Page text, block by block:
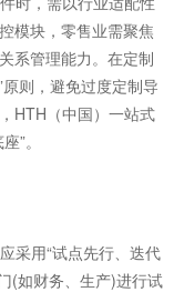
模块，零售业需聚焦
系管理能力。在定制
则，避免过度定制导
HTH（中国）一站式
”。
用“试点先行、迭代
(如财务、生产)进行试